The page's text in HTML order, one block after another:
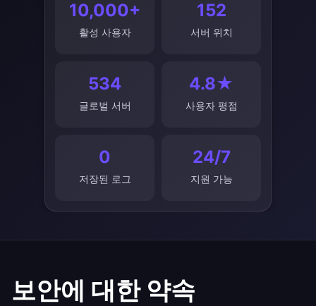
10,000+
활성 사용자
152
서버 위치
534
글로벌 서버
4.8★
사용자 평점
0
저장된 로그
24/7
지원 가능
보안에 대한 약속